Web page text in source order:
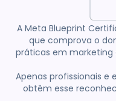
A Meta Blueprint
que comprova o
práticas em marketing
Apenas profissionais
obtêm esse